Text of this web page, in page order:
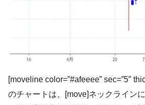
[moveline color=”#afeeee” sec=”5″
のチャートは、[move]ネックライン